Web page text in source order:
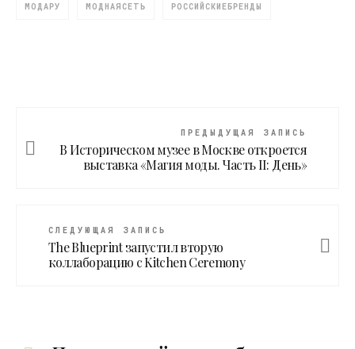
МОДАРУ МОДНАЯСЕТЬ РОССИЙСКИЕБРЕНДЫ
ПРЕДЫДУЩАЯ ЗАПИСЬ
В Историческом музее в Москве откроется
выставка «Магия моды. Часть II: День»
СЛЕДУЮЩАЯ ЗАПИСЬ
The Blueprint запустил вторую
коллаборацию с Kitchen Ceremony